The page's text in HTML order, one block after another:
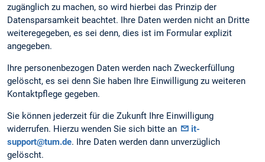
zugänglich zu machen, so wird hierbei das Prinzip der
Datensparsamkeit beachtet. Ihre Daten werden nicht an Dritte
weiteregegeben, es sei denn, dies ist im Formular explizit
angegeben.
Ihre personenbezogen Daten werden nach Zweckerfüllung
gelöscht, es sei denn Sie haben Ihre Einwilligung zu weiteren
Kontaktpflege gegeben.
Sie können jederzeit für die Zukunft Ihre Einwilligung
widerrufen. Hierzu wenden Sie sich bitte an
it-
support@tum.de. Ihre Daten werden dann unverzüglich
gelöscht.